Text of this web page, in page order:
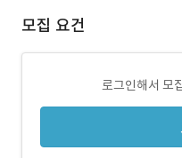
모집 요건
로그인해서 모